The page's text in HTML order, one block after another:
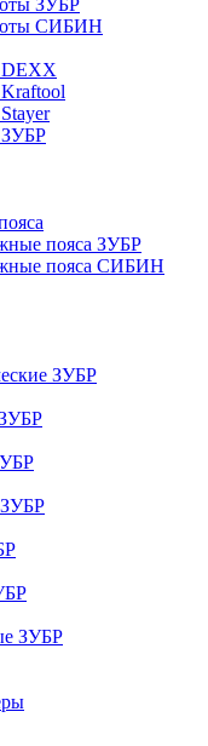
ЗУБР
СИБИН
пояса ЗУБР
пояса СИБИН
ЗУБР
ЗУБР
ЗУБР